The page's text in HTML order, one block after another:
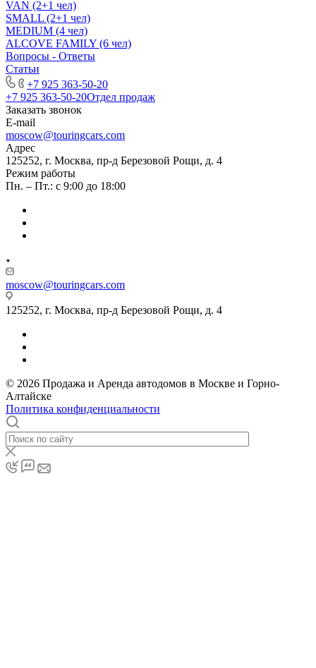
VAN (2+1 чел)
SMALL (2+1 чел)
MEDIUM (4 чел)
ALCOVE FAMILY (6 чел)
Вопросы - Ответы
Статьи
+7 925 363-50-20
+7 925 363-50-20Отдел продаж
Заказать звонок
E-mail
moscow@touringcars.com
Адрес
125252, г. Москва, пр-д Березовой Рощи, д. 4
Режим работы
Пн. – Пт.: с 9:00 до 18:00
moscow@touringcars.com
125252, г. Москва, пр-д Березовой Рощи, д. 4
© 2026 Продажа и Аренда автодомов в Москве и Горно-
Алтайске
Политика конфиденциальности